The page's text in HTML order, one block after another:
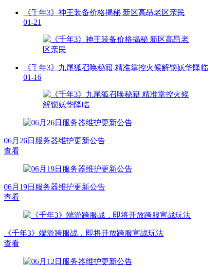
《千年3》神王装备价格揭秘 新区高昂老区亲民
01-21
《千年3》九尾狐召唤秘籍 精准掌控火候解锁妖华降临
01-16
06月26日服务器维护更新公告
查看
06月19日服务器维护更新公告
查看
《千年3》端游跨服战，即将开放跨服宣战玩法
查看